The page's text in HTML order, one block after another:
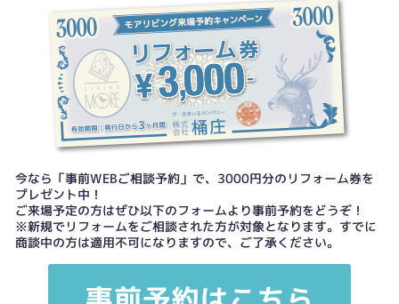
今なら「事前WEBご相談予約」で、3000円分のリフォーム券を
プレゼント中！
ご来場予定の方はぜひ以下のフォームより事前予約をどうぞ！
※新規でリフォームをご相談された方が対象となります。すでに
商談中の方は適用不可になりますので、ご了承ください。